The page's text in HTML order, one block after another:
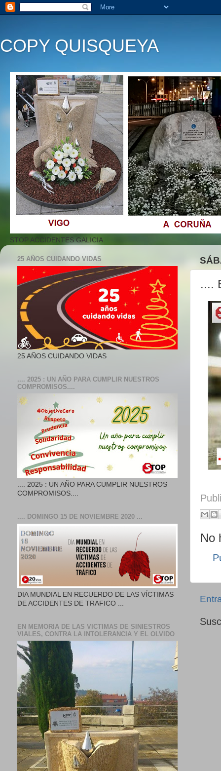
COPY QUISQUEYA
STOP ACCIDENTES GALICIA
....
No
25 AÑOS CUIDANDO VIDAS
25 AÑOS CUIDANDO VIDAS
.... 2025 : UN AÑO PARA CUMPLIR NUESTROS
COMPROMISOS....
.... 2025 : UN AÑO PARA CUMPLIR NUESTROS
COMPROMISOS....
.... DOMINGO 15 DE NOVIEMBRE 2020 ...
DIA MUNDIAL EN RECUERDO DE LAS VÍCTIMAS
DE ACCIDENTES DE TRAFICO ...
EN MEMORIA DE LAS VICTIMAS DE SINIESTROS
VIALES, CONTRA LA INTOLERANCIA Y EL OLVIDO